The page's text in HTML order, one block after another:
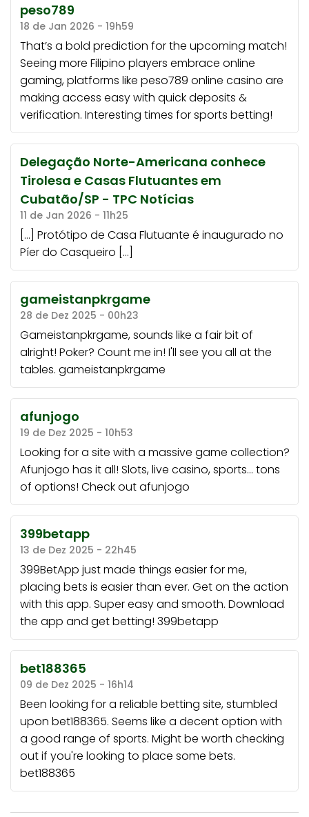
peso789
18 de Jan 2026 - 19h59
That’s a bold prediction for the upcoming match!
Seeing more Filipino players embrace online
gaming, platforms like peso789 online casino are
making access easy with quick deposits &
verification. Interesting times for sports betting!
Delegação Norte-Americana conhece
Tirolesa e Casas Flutuantes em
Cubatão/SP - TPC Notícias
11 de Jan 2026 - 11h25
[…] Protótipo de Casa Flutuante é inaugurado no
Píer do Casqueiro […]
gameistanpkrgame
28 de Dez 2025 - 00h23
Gameistanpkrgame, sounds like a fair bit of
alright! Poker? Count me in! I'll see you all at the
tables. gameistanpkrgame
afunjogo
19 de Dez 2025 - 10h53
Looking for a site with a massive game collection?
Afunjogo has it all! Slots, live casino, sports... tons
of options! Check outafunjogo
399betapp
13 de Dez 2025 - 22h45
399BetApp just made things easier for me,
placing bets is easier than ever. Get on the action
with this app. Super easy and smooth. Download
the app and get betting! 399betapp
bet188365
09 de Dez 2025 - 16h14
Been looking for a reliable betting site, stumbled
upon bet188365. Seems like a decent option with
a good range of sports. Might be worth checking
out if you're looking to place some bets.
bet188365